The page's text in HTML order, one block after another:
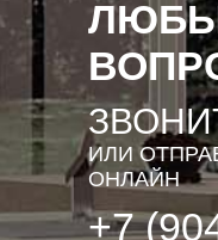
ИЛИ
ОНЛАЙН
+7